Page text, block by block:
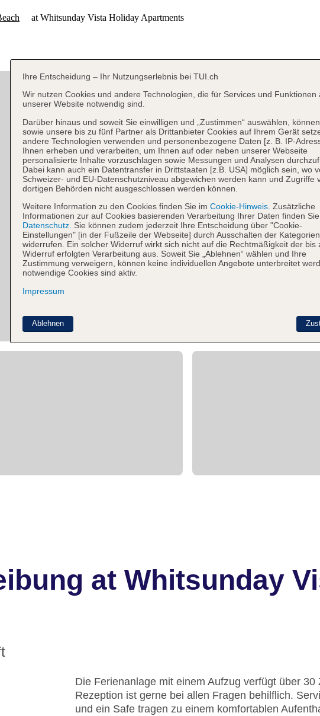
at Whitsunday
Die Ferienanlage mit einem Aufzug verfügt über
Rezeption ist gerne bei allen Fragen behilflich.
und ein Safe tragen zu einem komfortablen
Ihre Entscheidung – Ihr Nutzungserlebnis bei TUI.ch
Wir nutzen Cookies und andere Technologien, die für Services und Funktionen
unserer Website notwendig sind.
Darüber hinaus und soweit Sie einwilligen und „Zustimmen“ auswählen,
sowie unsere bis zu fünf Partner als Drittanbieter Cookies auf Ihrem Gerät
andere Technologien verwenden und personenbezogene Daten [z. B. IP-
Ihnen erheben und verarbeiten, um Ihnen auf oder neben unserer Webseite
personalisierte Inhalte vorzuschlagen sowie Messungen und Analysen
Dabei kann auch ein Datentransfer in Drittstaaten [z.B. USA] möglich sein, wo
Schweizer- und EU-Datenschutzniveau abgewichen werden kann und Zugriffe
dortigen Behörden nicht ausgeschlossen werden können.
Weitere Information zu den Cookies finden Sie im Cookie-Hinweis. Zusätzliche
Informationen zur auf Cookies basierenden Verarbeitung Ihrer Daten finden
Datenschutz. Sie können zudem jederzeit Ihre Entscheidung über "Cookie-
Einstellungen" [in der Fußzeile der Webseite] durch Ausschalten der Kategorien
widerrufen. Ein solcher Widerruf wirkt sich nicht auf die Rechtmäßigkeit der bis
Widerruf erfolgten Verarbeitung aus. Soweit Sie „Ablehnen“ wählen und Ihre
Zustimmung verweigern, können keine individuellen Angebote unterbreitet
notwendige Cookies sind aktiv.
Impressum
Ablehnen